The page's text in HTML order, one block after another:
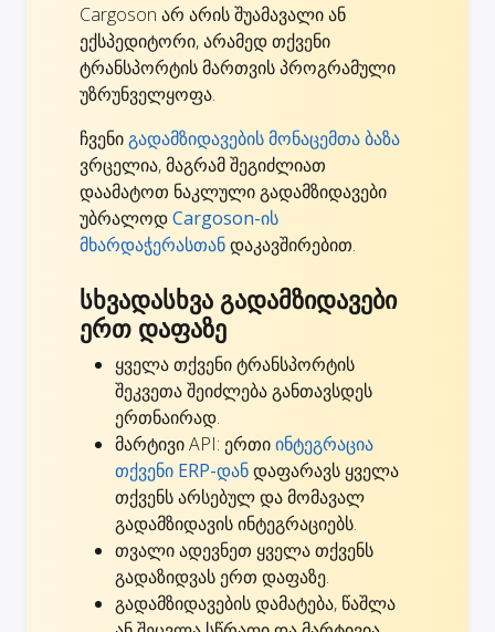
Cargoson არ არის შუამავალი ან
ექსპედიტორი, არამედ თქვენი
ტრანსპორტის მართვის პროგრამული
უზრუნველყოფა.
ჩვენიგადამზიდავების მონაცემთა ბაზა
ვრცელია, მაგრამ შეგიძლიათ
დაამატოთ ნაკლული გადამზიდავები
უბრალოდCargoson-ის
მხარდაჭერასთანდაკავშირებით.
სხვადასხვა გადამზიდავები
ერთ დაფაზე
ყველა თქვენი ტრანსპორტის
შეკვეთა შეიძლება განთავსდეს
ერთნაირად.
მარტივი API: ერთიინტეგრაცია
თქვენი ERP-დანდაფარავს ყველა
თქვენს არსებულ და მომავალ
გადამზიდავის ინტეგრაციებს.
თვალი ადევნეთ ყველა თქვენს
გადაზიდვას ერთ დაფაზე.
გადამზიდავების დამატება, წაშლა